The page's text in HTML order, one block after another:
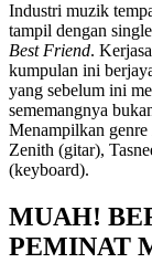
Industri muzik
tampil dengan
Best Friend.
kumpulan ini
yang sebelum ini
sememangnya
Menampilkan genre
Zenith (gitar),
(keyboard).
MUAH!
PEMINAT